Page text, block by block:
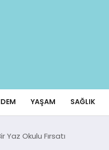
YAŞAM SAĞLIK
Yaz Okulu Fırsatı